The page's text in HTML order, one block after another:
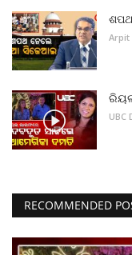
ରାଜ୍ୟ
ଗଳ୍ପ ଓ କବିତା
ଅଭୁଲା କଥା
Language
Arpit
UBC
RECOMMENDED